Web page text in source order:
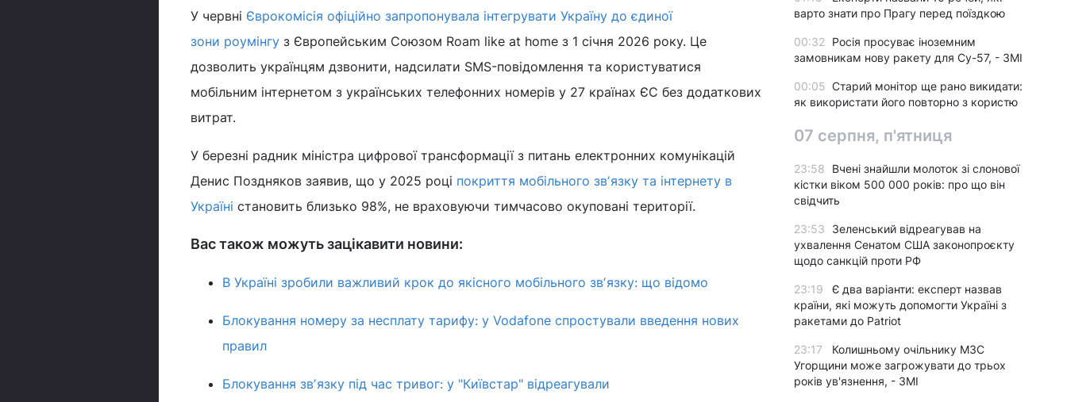
У червні Єврокомісія офіційно запропонувала інтегрувати Україну до єдиної
зони роумінгу з Європейським Союзом Roam like at home з 1 січня 2026 року. Це
дозволить українцям дзвонити, надсилати SMS-повідомлення та користуватися
мобільним інтернетом з українських телефонних номерів у 27 країнах ЄС без додаткових
витрат.
У березні радник міністра цифрової трансформації з питань електронних комунікацій
Денис Поздняков заявив, що у 2025 році покриття мобільного звʼязку та інтернету в
Україні становить близько 98%, не враховуючи тимчасово окуповані території.
Вас також можуть зацікавити новини:
В Україні зробили важливий крок до якісного мобільного звʼязку: що відомо
Блокування номеру за несплату тарифу: у Vodafone спростували введення нових
правил
Блокування звʼязку під час тривог: у "Київстар" відреагували
варто знати про Прагу перед поїздкою
00:32
Росія просуває іноземним
замовникам нову ракету для Су-57, - ЗМІ
00:05 Старий монітор ще рано викидати:
як використати його повторно з користю
07 серпня, п'ятниця
23:58
Вчені знайшли молоток зі слонової
кістки віком 500 000 років: про що він
свідчить
23:53
Зеленський відреагував на
ухвалення Сенатом США законопроєкту
щодо санкцій проти РФ
23:19
Є два варіанти: експерт назвав
країни, які можуть допомогти Україні з
ракетами до Patriot
23:17
Колишньому очільнику МЗС
Угорщини може загрожувати до трьох
років ув'язнення, - ЗМІ